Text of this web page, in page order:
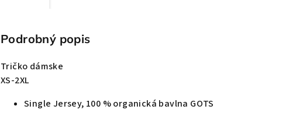
Podrobný popis
Tričko dámske
XS-2XL
Single Jersey, 100 % organická bavlna GOTS